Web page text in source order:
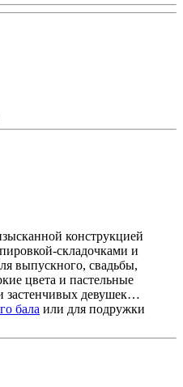
конструкцией
складочками и
выпускного, свадьбы,
цвета и пастельные
застенчивых девушек…
бала или для подружки